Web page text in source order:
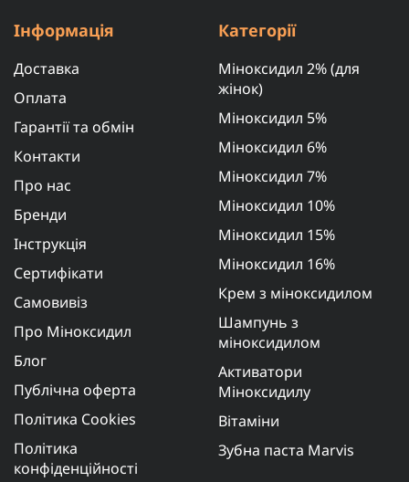
Інформація
Доставка
Оплата
Гарантії та обмін
Контакти
Про нас
Бренди
Інструкція
Сертифікати
Самовивіз
Про Міноксидил
Блог
Публічна оферта
Політика Cookies
Політика
конфіденційності
Категорії
Міноксидил 2% (для
жінок)
Міноксидил 5%
Міноксидил 6%
Міноксидил 7%
Міноксидил 10%
Міноксидил 15%
Міноксидил 16%
Крем з міноксидилом
Шампунь з
міноксидилом
Активатори
Міноксидилу
Вітаміни
Зубна паста Marvis